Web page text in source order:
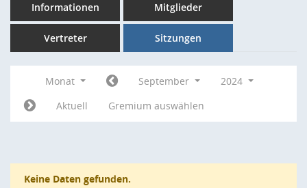
Informationen Mitglieder
Vertreter Sitzungen
Monat September
2024
Aktuell
Gremium auswählen
Keine Daten gefunden.